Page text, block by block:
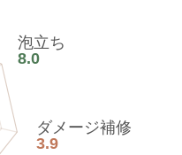
泡立ち
8.0
ダメージ補修
3.9